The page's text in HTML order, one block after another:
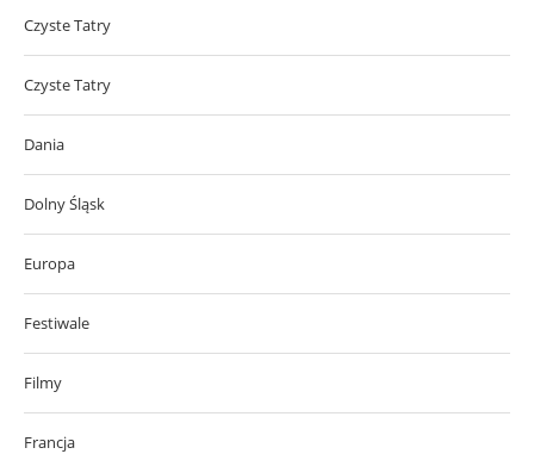
Czyste Tatry
Czyste Tatry
Dania
Dolny Śląsk
Europa
Festiwale
Filmy
Francja